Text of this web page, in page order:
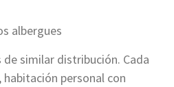
albergues
similar distribución. Cada
personal con